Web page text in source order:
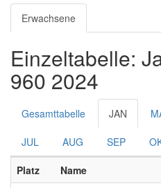
Erwachsene
Einzeltabelle:
960 2024
Gesamttabelle JAN
JUL AUG SEP
Platz Name